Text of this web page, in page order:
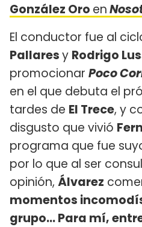
González Oro en
El conductor fue al
Pallaresy Rodrigo
promocionar Poco
en el que debuta el
tardes de El Trece, y
disgusto que vivió
programa que fue
por lo que al ser
opinión, Álvarez
momentos
grupo... Para mí,